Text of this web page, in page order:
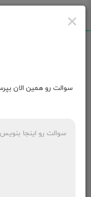
مامان اسرا ۱۳ ماهگی
×